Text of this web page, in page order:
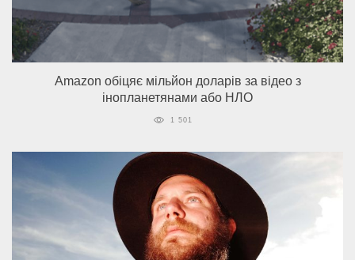
Amazon обіцяє мільйон доларів за відео з
інопланетянами або НЛО
1 501